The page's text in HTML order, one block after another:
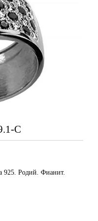
С
925. Родий. Фианит.